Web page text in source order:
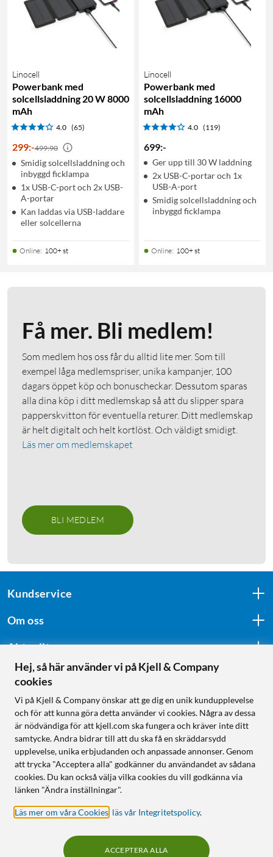
Linocell
Powerbank med
solcellsladdning 20 W 8000
mAh
4.0 (65)
299:-499:90
Smidig solcellsladdning och
inbyggd ficklampa
1x USB-C-port och 2x USB-
A-portar
Kan laddas via USB-laddare
eller solcellerna
Online: 100+ st
Linocell
Powerbank med
solcellsladdning 16000
mAh
4.0 (119)
699:-
Ger upp till 30 W laddning
2x USB-C-portar och 1x
USB-A-port
Smidig solcellsladdning och
inbyggd ficklampa
Online: 100+ st
Få mer. Bli medlem!
Som medlem hos oss får du alltid lite mer. Som till
exempel låga medlemspriser, unika kampanjer, 100
dagars öppet köp och bonuscheckar. Dessutom sparas
alla dina köp i ditt medlemskap så att du slipper spara
papperskvitton för eventuella returer. Ditt medlemskap
är helt digitalt och helt kortlöst. Och väldigt smidigt.
Läs mer om medlemskapet
BLI MEDLEM
Kundservice
Om oss
Aktuellt
Följ oss
Handla från:
Sverige
Norge
Hej, så här använder vi på Kjell & Company
cookies
Vi på Kjell & Company önskar att ge dig en unik kundupplevelse
och för att kunna göra detta använder vi cookies. Några av dessa
är nödvändiga för att kjell.com ska fungera och kräver inte ditt
samtycke. Andra bidrar till att du ska få en skräddarsydd
upplevelse, unika erbjudanden och anpassade annonser. Genom
att trycka "Acceptera alla" godkänner du användandet av sådana
cookies. Du kan också välja vilka cookies du vill godkänna via
länken "Ändra inställningar".
Läs mer om våra Cookies läs vår Integritetspolicy.
ACCEPTERA ALLA